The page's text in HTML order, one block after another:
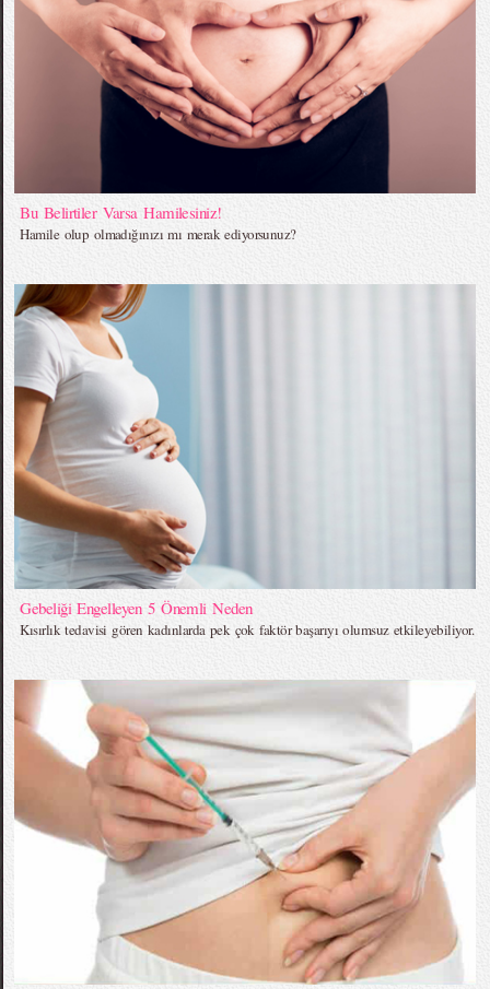
Bu Belirtiler Varsa Hamilesiniz!
Hamile olup olmadığınızı mı merak ediyorsunuz?
Gebeliği Engelleyen 5 Önemli Neden
Kısırlık tedavisi gören kadınlarda pek çok faktör başarıyı olumsuz etkileyebiliyor.